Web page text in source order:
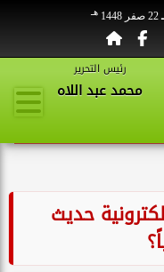
22 صفر 1448 هـ
رئيس التحرير
محمد عبد اللاه
حديث